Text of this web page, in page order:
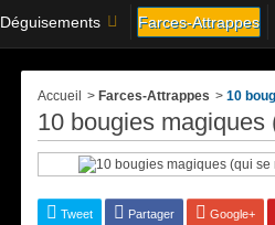
Déguisements Farces-Attrappes
Accueil > Farces-Attrappes > 10
10 bougies magiques
Tweet Partager Google+